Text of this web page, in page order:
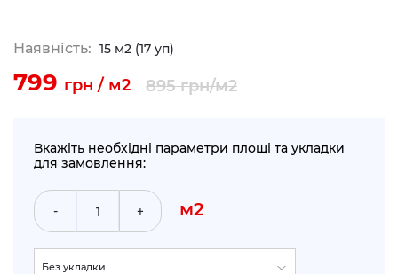
Наявність: 15 м2 (17 уп)
799 грн / м2 895грн/м2
Вкажіть необхідні параметри площі та укладки
для замовлення:
- + м2
Без укладки